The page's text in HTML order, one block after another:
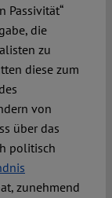
Passivität“
die
zu
diese zum
von
über das
politisch
zunehmend